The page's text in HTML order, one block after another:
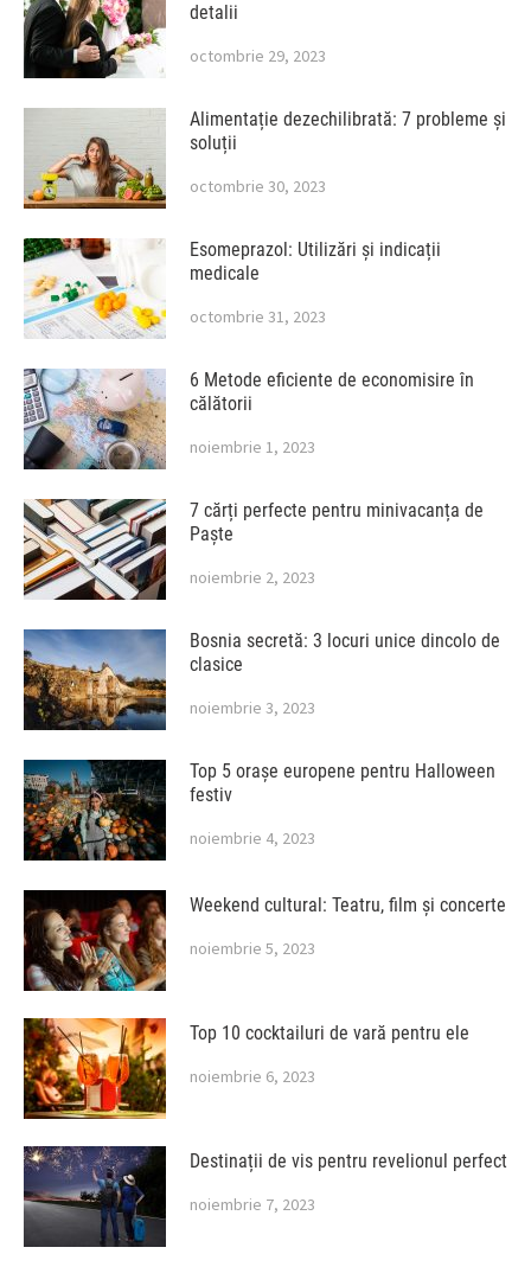
detalii
octombrie 29, 2023
Alimentație dezechilibrată: 7 probleme și
soluții
octombrie 30, 2023
Esomeprazol: Utilizări și indicații
medicale
octombrie 31, 2023
6 Metode eficiente de economisire în
călătorii
noiembrie 1, 2023
7 cărți perfecte pentru minivacanța de
Paște
noiembrie 2, 2023
Bosnia secretă: 3 locuri unice dincolo de
clasice
noiembrie 3, 2023
Top 5 orașe europene pentru Halloween
festiv
noiembrie 4, 2023
Weekend cultural: Teatru, film și concerte
noiembrie 5, 2023
Top 10 cocktailuri de vară pentru ele
noiembrie 6, 2023
Destinații de vis pentru revelionul perfect
noiembrie 7, 2023